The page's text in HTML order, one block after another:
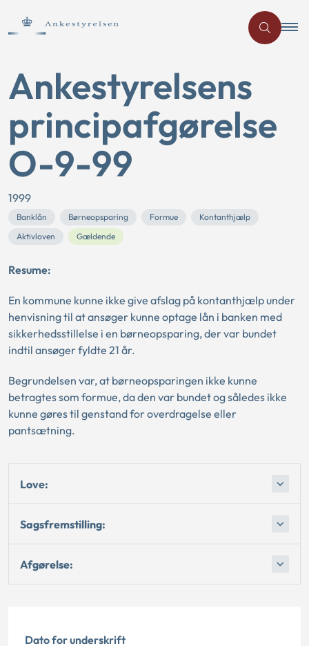
Ankestyrelsens
principafgørelse
O-9-99
1999
Banklån Børneopsparing Formue
Kontanthjælp
Aktivloven
Gældende
Resume:
En kommune kunne ikke give afslag på kontanthjælp under
henvisning til at ansøger kunne optage lån i banken med
sikkerhedsstillelse i en børneopsparing, der var bundet
indtil ansøger fyldte 21 år.
Begrundelsen var, at børneopsparingen ikke kunne
betragtes som formue, da den var bundet og således ikke
kunne gøres til genstand for overdragelse eller
pantsætning.
Love:
Sagsfremstilling:
Afgørelse:
Dato for underskrift